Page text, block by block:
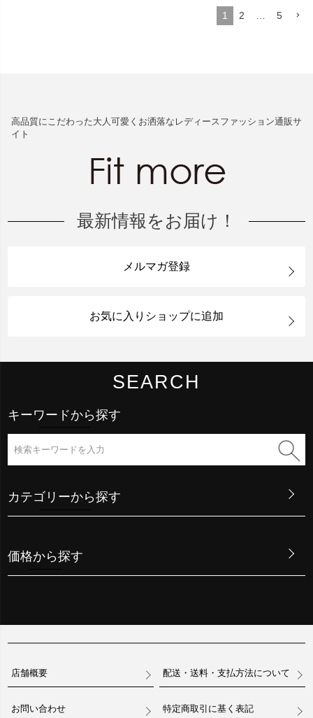
1 2 5
高品質にこだわった大人可愛くお洒落なレディースファッション通販サ
イト
最新情報をお届け！
メルマガ登録
お気に入りショップに追加
SEARCH
キーワードから探す
カテゴリーから探す
価格から探す
店舗概要 配送・送料・支払方法について
お問い合わせ 特定商取引に基く表記